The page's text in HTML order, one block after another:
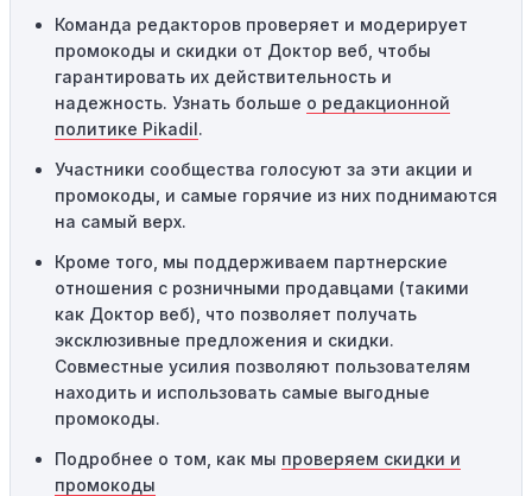
предназначены только для однократного
использования. Если код уже был использован кем-то
другим, он не будет действовать повторно.
Технические сбои:
привести к неработоспособности кодов промокодов. В
таких случаях следует обратиться за помощью в
службу поддержки.
Команда редакторов проверяет и модерирует
промокоды и скидки от Доктор веб, чтобы
гарантировать их действительность и
надежность. Узнать больше о редакционной
политике Pikadil.
Участники сообщества голосуют за эти акции и
промокоды, и самые горячие из них поднимаются
на самый верх.
Кроме того, мы поддерживаем партнерские
отношения с розничными продавцами (такими
как Доктор веб), что позволяет получать
эксклюзивные предложения и скидки.
Совместные усилия позволяют пользователям
находить и использовать самые выгодные
промокоды.
Подробнее о том, как мы проверяем скидки и
промокоды